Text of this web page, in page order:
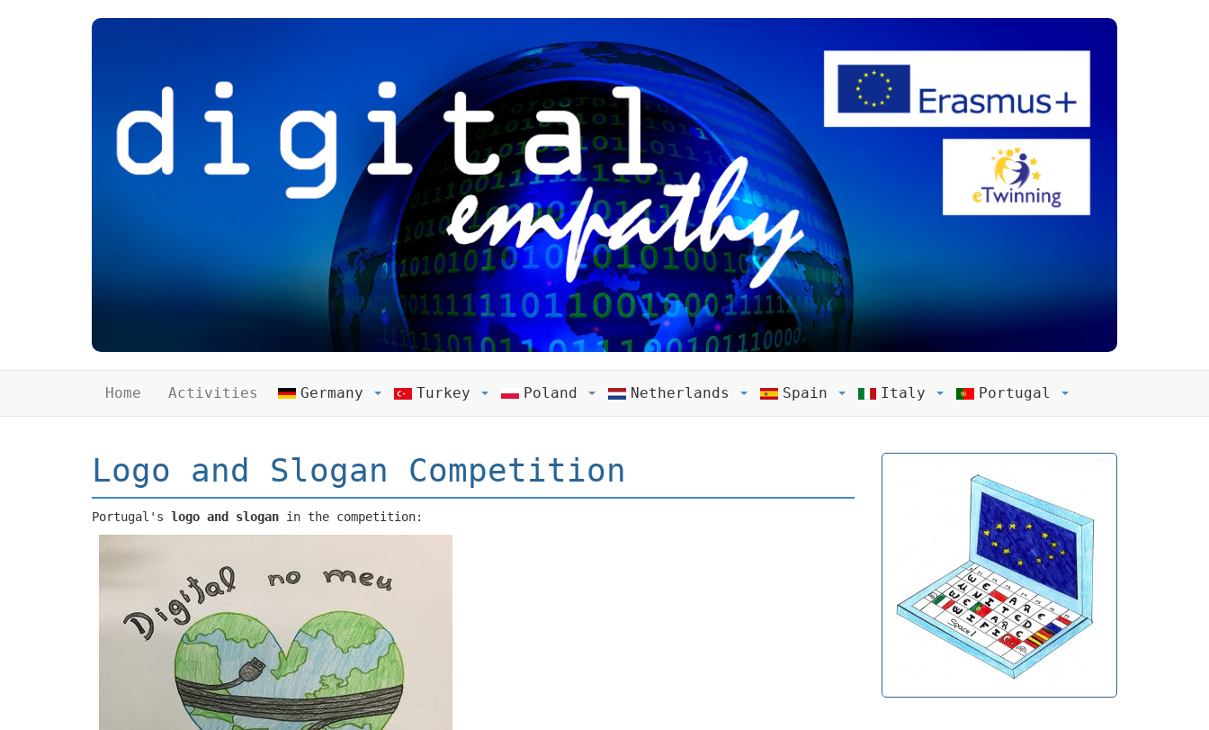
Home Activities Germany Turkey Poland Netherlands Spain Italy Portugal
Logo and Slogan Competition
Portugal's logo and slogan in the competition: